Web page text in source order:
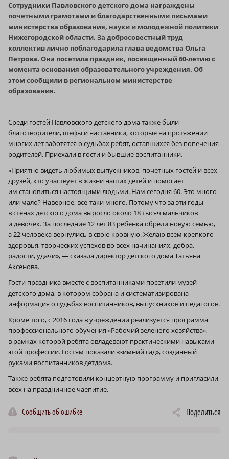
Сотрудники Павловского детского дома награждены
почетными грамотами и благодарственными письмами
министерства образования, науки и молодежной политики
Нижегородской области. За добросовестный труд
коллектив лично поблагодарила глава ведомства Ольга
Петрова. Она посетила праздник, посвященный 60-летию с
момента основания образовательного учреждения. Об
этом сообщили в региональном министерстве
образования.
Среди гостей Павловского детского дома также были
благотворители, шефы и наставники, которые на протяжении
многих лет заботятся о судьбах ребят, оставшихся без попечения
родителей. Приехали в гости и бывшие воспитанники.
«Приятно видеть любимых выпускников, почетных гостей и всех
друзей, кто участвует в жизни наших детей и помогает
им становиться настоящими людьми. Нам сегодня 60. Это много
или мало? Наверное, все-таки много. Потому что за эти годы
в стенах детского дома выросло около 18 тысяч мальчиков
и девочек. За последние 12 лет 83 ребенка обрели новую семью,
а 22 человека вернулись в свою кровную. Желаю всем крепкого
здоровья, творческих успехов во всех начинаниях, добра,
радости, удачи», — сказала директор детского дома Татьяна
Аксенова.
Гости праздника вместе с воспитанниками посетили музей
детского дома, в котором собрана и систематизирована
информация о судьбах воспитанников, выпускников и педагогов.
Кроме того, с 2016 года в учреждении реализуется программа
профессионального обучения «Рабочий зеленого хозяйства»,
в рамках которой ребята овладевают практическими навыками
этой профессии. Гостям показали «зимний сад», созданный
руками воспитанников детдома.
Также ребята подготовили концертную программу и пригласили
всех на праздничное чаепитие.
Сообщить об ошибке Поделиться